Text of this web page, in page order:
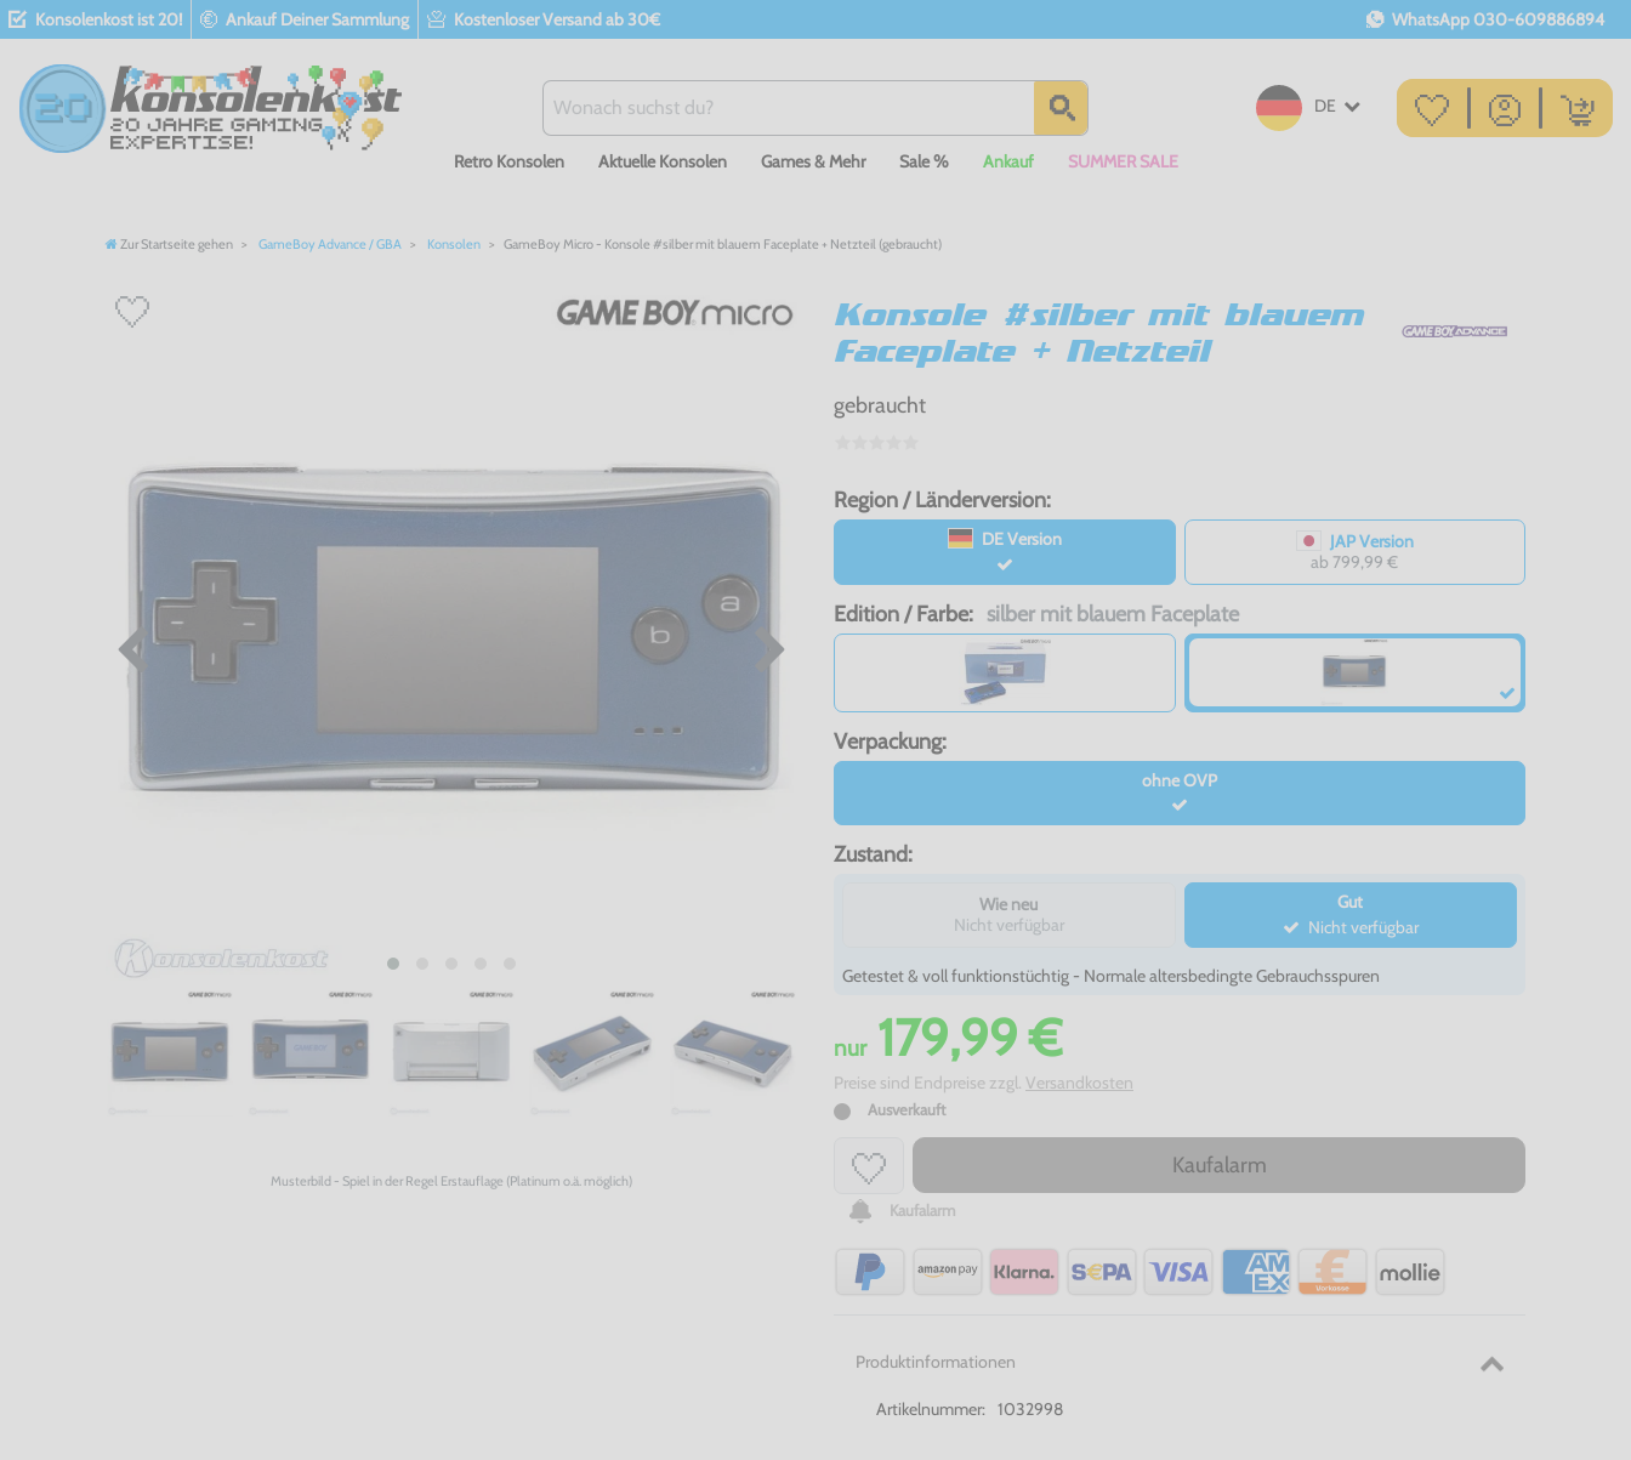
Konsolenkost ist 20! Ankauf Deiner Sammlung Kostenloser Versand ab 30€ WhatsApp 030-609886894
DE
Retro Konsolen Aktuelle Konsolen Games & Mehr Sale % Ankauf SUMMER SALE
Zur Startseite gehen GameBoy Advance / GBA Konsolen GameBoy Micro - Konsole #silber mit blauem Faceplate + Netzteil (gebraucht)
Musterbild - Spiel in der Regel Erstauflage (Platinum o.ä. möglich)
Konsole #silber mit blauem
Faceplate + Netzteil
gebraucht
Region / Länderversion:
DE Version
JAP Version
ab 799,99 €
Edition / Farbe: silber mit blauem Faceplate
Verpackung:
ohne OVP
Zustand:
Wie neu
Nicht verfügbar
Gut
Nicht verfügbar
Getestet & voll funktionstüchtig - Normale altersbedingte Gebrauchsspuren
nur179,99 €
Preise sind Endpreise zzgl. Versandkosten
Ausverkauft
Kaufalarm
Kaufalarm
Produktinformationen
Artikelnummer: 1032998